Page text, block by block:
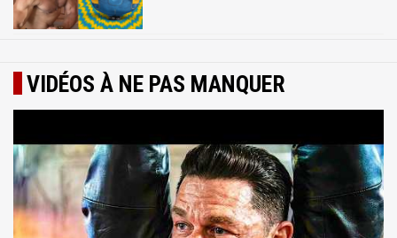
VIDÉOS À NE PAS MANQUER